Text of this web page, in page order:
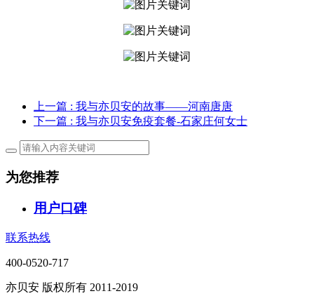
上一篇 : 我与亦贝安的故事——河南唐唐
下一篇 : 我与亦贝安免疫套餐-石家庄何女士
为您推荐
用户口碑
联系热线
400-0520-717
亦贝安 版权所有 2011-2019